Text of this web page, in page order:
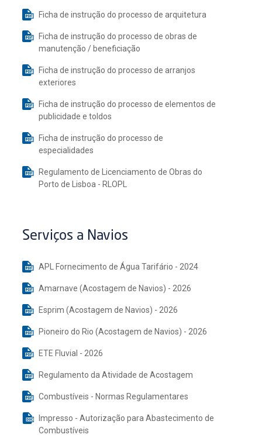
Ficha de instrução do processo de arquitetura
Ficha de instrução do processo de obras de
manutenção / beneficiação
Ficha de instrução do processo de arranjos
exteriores
Ficha de instrução do processo de elementos de
publicidade e toldos
Ficha de instrução do processo de
especialidades
Regulamento de Licenciamento de Obras do
Porto de Lisboa - RLOPL
Serviços a Navios
APL Fornecimento de Água Tarifário - 2024
Amarnave (Acostagem de Navios) - 2026
Esprim (Acostagem de Navios) - 2026
Pioneiro do Rio (Acostagem de Navios) - 2026
ETE Fluvial - 2026
Regulamento da Atividade de Acostagem
Combustíveis - Normas Regulamentares
Impresso - Autorização para Abastecimento de
Combustíveis